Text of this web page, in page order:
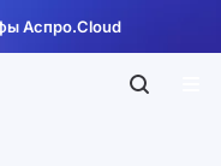
Аспро.Cloud